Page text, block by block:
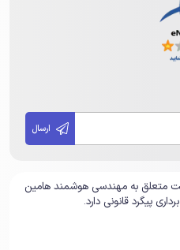
متعلق به مهندسی هوشمند هامین
پیگرد قانونی دارد.